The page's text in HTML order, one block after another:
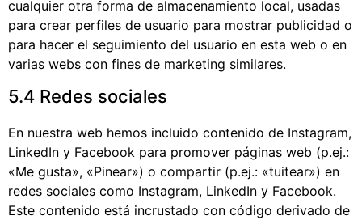
cualquier otra forma de almacenamiento local, usadas
para crear perfiles de usuario para mostrar publicidad o
para hacer el seguimiento del usuario en esta web o en
varias webs con fines de marketing similares.
5.4 Redes sociales
En nuestra web hemos incluido contenido de Instagram,
LinkedIn y Facebook para promover páginas web (p.ej.:
«Me gusta», «Pinear») o compartir (p.ej.: «tuitear») en
redes sociales como Instagram, LinkedIn y Facebook.
Este contenido está incrustado con código derivado de